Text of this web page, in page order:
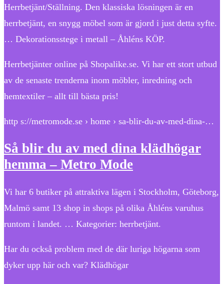
Herrbetjänt/Ställning. Den klassiska lösningen är en
herrbetjänt, en snygg möbel som är gjord i just detta syfte.
… Dekorationsstege i metall – Åhléns KÖP.
Herrbetjänter online på Shopalike.se. Vi har ett stort utbud
av de senaste trenderna inom möbler, inredning och
hemtextiler – allt till bästa pris!
http s://metromode.se › home › sa-blir-du-av-med-dina-…
Så blir du av med dina klädhögar
hemma – Metro Mode
Vi har 6 butiker på attraktiva lägen i Stockholm, Göteborg,
Malmö samt 13 shop in shops på olika Åhléns varuhus
runtom i landet. … Kategorier: herrbetjänt.
Har du också problem med de där luriga högarna som
dyker upp här och var? Klädhögar